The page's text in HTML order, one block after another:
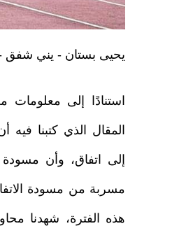
يحيى بستان - يني شفق
استنادًا إلى
المقال الذي كتبنا فيه
هذه الفترة، شهدنا